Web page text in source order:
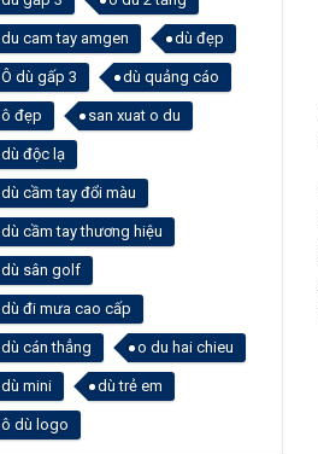
du cam tay amgen dù đẹp
Ô dù gấp 3 dù quảng cáo
ô đẹp san xuat o du
dù độc lạ
dù cầm tay đổi màu
dù cầm tay thương hiệu
dù sân golf
dù đi mưa cao cấp
dù cán thẳng o du hai chieu
dù mini dù trẻ em
ô dù logo